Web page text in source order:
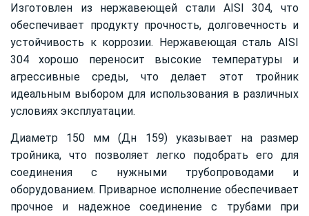
Изготовлен из нержавеющей стали AISI 304, что
обеспечивает продукту прочность, долговечность и
устойчивость к коррозии. Нержавеющая сталь AISI
304 хорошо переносит высокие температуры и
агрессивные среды, что делает этот тройник
идеальным выбором для использования в различных
условиях эксплуатации.
Диаметр 150 мм (Дн 159) указывает на размер
тройника, что позволяет легко подобрать его для
соединения с нужными трубопроводами и
оборудованием. Приварное исполнение обеспечивает
прочное и надежное соединение с трубами при